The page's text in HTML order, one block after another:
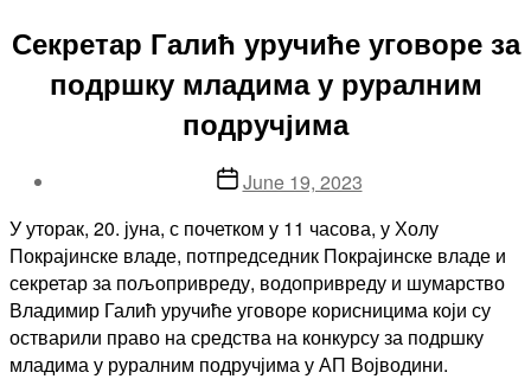
Секретар Галић уручиће уговоре за
подршку младима у руралним
подручјима
PostJune 19, 2023
У уторак, 20. јуна, с почетком у 11 часова, у Холу
Покрајинске владе, потпредседник Покрајинске владе и
секретар за пољопривреду, водопривреду и шумарство
Владимир Галић уручиће уговоре корисницима који су
остварили право на средства на конкурсу за подршку
младима у руралним подручјима у АП Војводини.